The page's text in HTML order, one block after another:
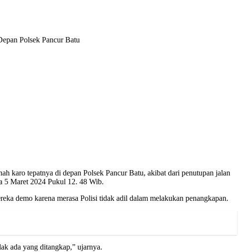
Polsek Pancur Batu
karo tepatnya di depan Polsek Pancur Batu, akibat dari penutupan jalan
5 Maret 2024 Pukul 12. 48 Wib.
demo karena merasa Polisi tidak adil dalam melakukan penangkapan.
ada yang ditangkap,” ujarnya.